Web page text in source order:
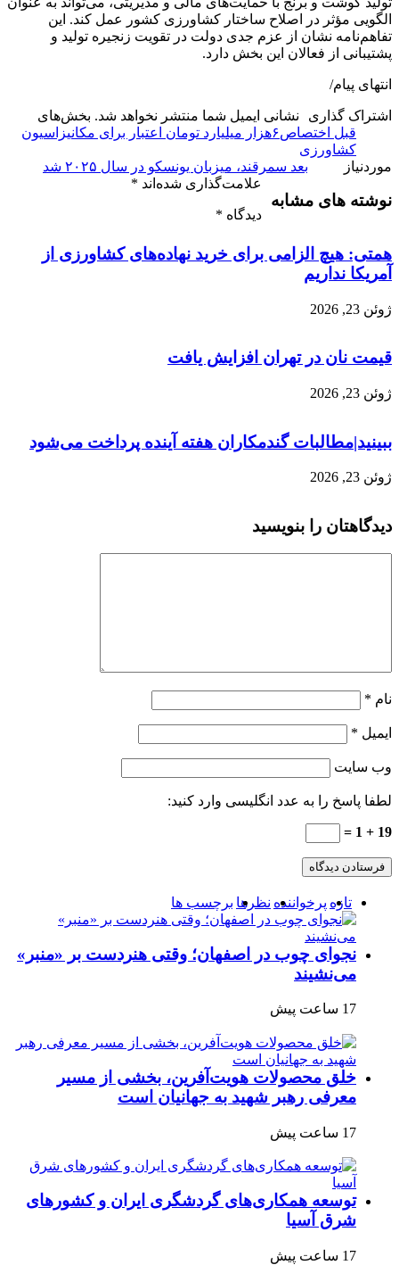
الگویی مؤثر در اصلاح ساختار کشاورزی کشور عمل کند. این
تفاهم‌نامه نشان از عزم جدی دولت در تقویت زنجیره تولید و
پشتیبانی از فعالان این بخش دارد.
انتهای پیام/
اشتراک گذاری
قبل
اختصاص۶هزار میلیارد تومان اعتبار برای مکانیزاسیون
کشاورزی
بعد سمرقند، میزبان یونسکو در سال ۲۰۲۵ شد
نوشته های مشابه
همتی: هیچ الزامی برای خرید نهاده‌های کشاورزی از
آمریکا نداریم
ژوئن 23, 2026
قیمت نان در تهران افزایش یافت
ژوئن 23, 2026
ببینید|مطالبات گندمکاران هفته آینده پرداخت می‌شود
ژوئن 23, 2026
دیدگاهتان را بنویسید
نشانی ایمیل شما منتشر نخواهد شد. بخش‌های
موردنیاز
علامت‌گذاری شده‌اند *
دیدگاه *
نام *
ایمیل *
وب‌ سایت
لطفا پاسخ را به عدد انگلیسی وارد کنید:
19 + 1 =
تازه پرخواننده نظرها برچسب ها
نجوای چوب در اصفهان؛ وقتی هنردست بر «منبر»
می‌نشیند
17 ساعت پیش
خلق محصولات هویت‌آفرین، بخشی از مسیر
معرفی رهبر شهید به جهانیان است
17 ساعت پیش
توسعه همکاری‌های گردشگری ایران و کشورهای
شرق آسیا
17 ساعت پیش